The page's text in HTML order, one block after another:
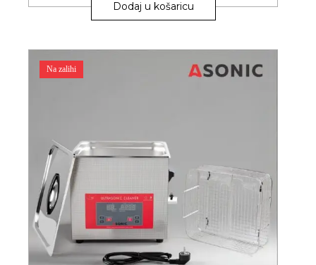
Dodaj u košaricu
Na zalihi